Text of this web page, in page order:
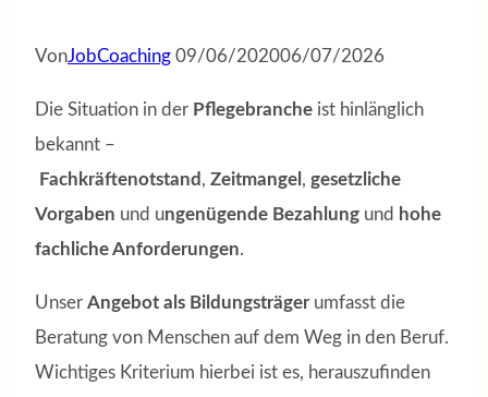
VonJobCoaching 09/06/202006/07/2026
Die Situation in der Pflegebranche ist hinlänglich
bekannt –
Fachkräftenotstand , Zeitmangel , gesetzliche
Vorgaben und ungenügende Bezahlung und hohe
fachliche Anforderungen.
Unser Angebot als Bildungsträgerumfasst die
Beratung von Menschen auf dem Weg in den Beruf.
Wichtiges Kriterium hierbei ist es, herauszufinden